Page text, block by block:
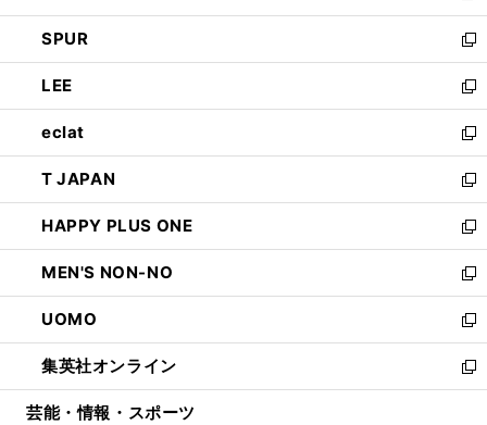
ウ
で
開
く
ン
ド
ウ
で
開
く
ウ
ィ
ン
ド
ウ
で
開
く
し
い
ウ
ィ
ン
ド
ウ
で
開
く
SPUR
新
し
い
ウ
ィ
ン
ド
ウ
で
開
く
LEE
新
し
い
ウ
ィ
ン
ド
ウ
で
開
く
eclat
新
し
い
ウ
ィ
ン
ド
ウ
で
開
く
T JAPAN
新
し
い
ウ
ィ
ン
ド
ウ
で
開
HAPPY PLUS ONE
新
し
い
ウ
ィ
ン
ド
ウ
MEN'S NON-NO
新
し
い
ウ
ィ
ン
UOMO
新
し
い
ウ
集英社オンライン
新
し
芸能・情報・スポーツ